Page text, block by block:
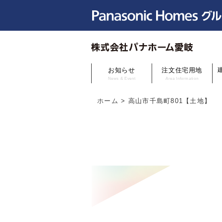
お知らせ
News & Event
注文住宅用地
Area Information
ホーム > 高山市千島町801【土地】